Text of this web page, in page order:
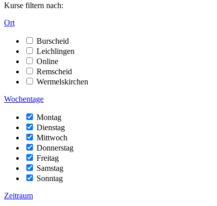
Kurse filtern nach:
Ort
Burscheid
Leichlingen
Online
Remscheid
Wermelskirchen
Wochentage
Montag
Dienstag
Mittwoch
Donnerstag
Freitag
Samstag
Sonntag
Zeitraum